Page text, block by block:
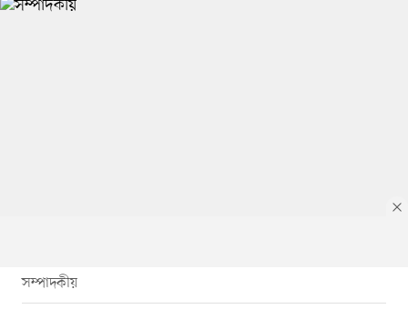
সম্পাদকীয়